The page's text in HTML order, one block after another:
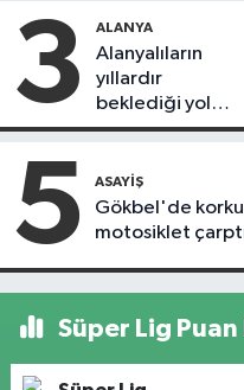
3 ALANYA
Alanyalıların
yıllardır
beklediği yol
askıdan döndü
5 ASAYIŞ
Gökbel'de
motosiklet
Süper Lig